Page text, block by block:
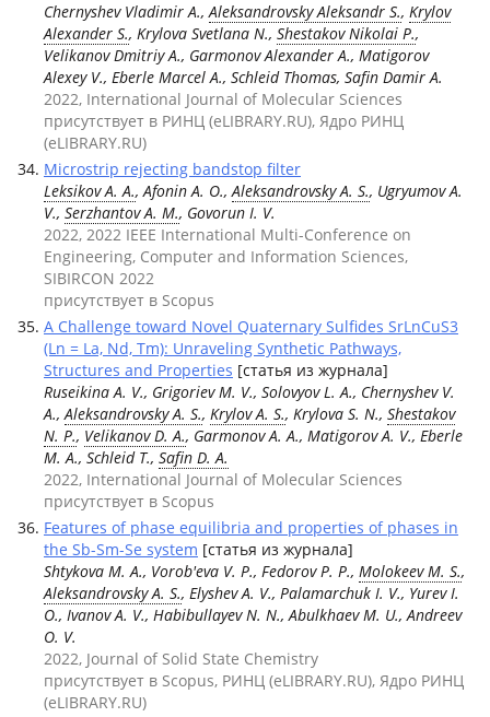
Chernyshev Vladimir A.,Aleksandrovsky Aleksandr S., Krylov
Alexander S., Krylova Svetlana N., Shestakov Nikolai P.,
Velikanov Dmitriy A., Garmonov Alexander A., Matigorov
Alexey V., Eberle Marcel A., Schleid Thomas, Safin Damir A.
2022, International Journal of Molecular Sciences
присутствует в РИНЦ (eLIBRARY.RU), Ядро РИНЦ
(eLIBRARY.RU)
Microstrip rejecting bandstop filter
Leksikov A. A., Afonin A. O.,Aleksandrovsky A. S., Ugryumov A.
V., Serzhantov A. M., Govorun I. V.
2022, 2022 IEEE International Multi-Conference on
Engineering, Computer and Information Sciences,
SIBIRCON 2022
присутствует в Scopus
A Challenge toward Novel Quaternary Sulfides SrLnCuS3
(Ln = La, Nd, Tm): Unraveling Synthetic Pathways,
Structures and Properties [статья из журнала]
Ruseikina A. V., Grigoriev M. V., Solovyov L. A., Chernyshev V.
A.,Aleksandrovsky A. S., Krylov A. S., Krylova S. N., Shestakov
N. P., Velikanov D. A., Garmonov A. A., Matigorov A. V., Eberle
M. A., Schleid T., Safin D. A.
2022, International Journal of Molecular Sciences
присутствует в Scopus
Features of phase equilibria and properties of phases in
the Sb-Sm-Se system [статья из журнала]
Shtykova M. A., Vorob'eva V. P., Fedorov P. P., Molokeev M. S.,
Aleksandrovsky A. S., Elyshev A. V., Palamarchuk I. V., Yurev I.
O., Ivanov A. V., Habibullayev N. N., Abulkhaev M. U., Andreev
O. V.
2022, Journal of Solid State Chemistry
присутствует в Scopus, РИНЦ (eLIBRARY.RU), Ядро РИНЦ
(eLIBRARY.RU)